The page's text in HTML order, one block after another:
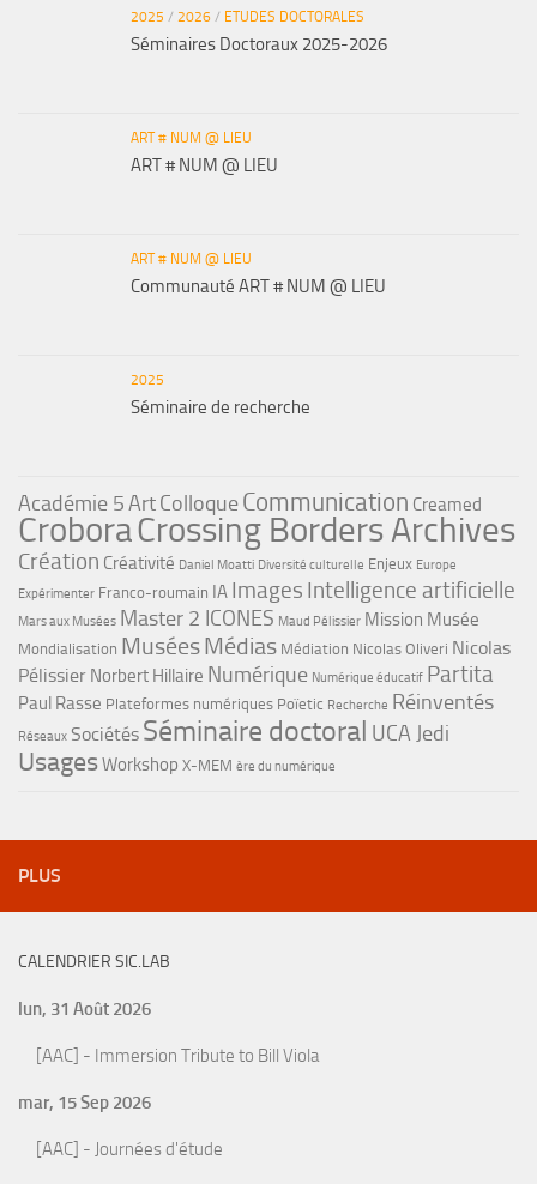
2025 / 2026 / ETUDES DOCTORALES
Séminaires Doctoraux 2025-2026
ART # NUM @ LIEU
ART # NUM @ LIEU
ART # NUM @ LIEU
Communauté ART # NUM @ LIEU
2025
Séminaire de recherche
Académie 5ArtColloqueCommunication Creamed
CroboraCrossing Borders Archives
Création Créativité Daniel Moatti Diversité culturelle Enjeux Europe
Expérimenter Franco-roumain IA Images Intelligence artificielle
Mars aux Musées Master 2 ICONES Maud Pélissier Mission Musée
Mondialisation MuséesMédias Médiation Nicolas Oliveri Nicolas
Pélissier Norbert Hillaire Numérique Numérique éducatif Partita
Paul Rasse Plateformes numériques Poïetic Recherche Réinventés
Réseaux Sociétés Séminaire doctoral UCA Jedi
UsagesWorkshop X-MEM ère du numérique
PLUS
CALENDRIER SIC.LAB
lun, 31 Août 2026
[AAC] - Immersion Tribute to Bill Viola
mar, 15 Sep 2026
[AAC] - Journées d'étude